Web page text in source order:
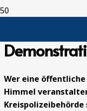
Wer eine
Himmel
Kreispolizeibehörde